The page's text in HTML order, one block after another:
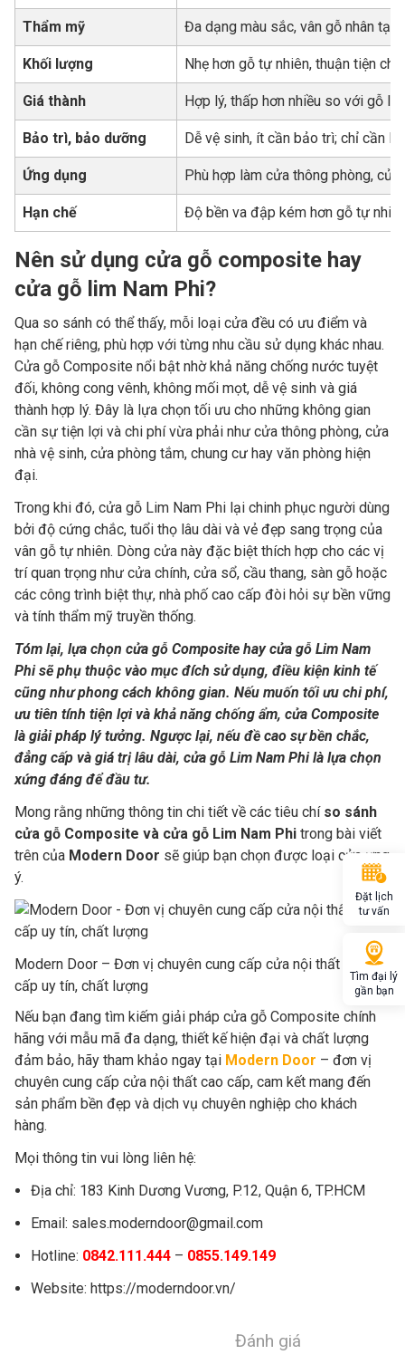
Thẩm mỹ Đa dạng màu sắc, vân gỗ nhân
Khối lượng Nhẹ hơn gỗ tự nhiên, thuận tiện
Giá thành Hợp lý, thấp hơn nhiều so với gỗ
Bảo trì, bảo dưỡng Dễ vệ sinh, ít cần bảo trì; chỉ cần
Ứng dụng Phù hợp làm cửa thông phòng,
Hạn chế Độ bền va đập kém hơn gỗ tự
Nên sử dụng cửa gỗ composite hay
cửa gỗ lim Nam Phi?
Qua so sánh có thể thấy, mỗi loại cửa đều có ưu điểm và
hạn chế riêng, phù hợp với từng nhu cầu sử dụng khác nhau.
Cửa gỗ Composite nổi bật nhờ khả năng chống nước tuyệt
đối, không cong vênh, không mối mọt, dễ vệ sinh và giá
thành hợp lý. Đây là lựa chọn tối ưu cho những không gian
cần sự tiện lợi và chi phí vừa phải như cửa thông phòng, cửa
nhà vệ sinh, cửa phòng tắm, chung cư hay văn phòng hiện
đại.
Trong khi đó, cửa gỗ Lim Nam Phi lại chinh phục người dùng
bởi độ cứng chắc, tuổi thọ lâu dài và vẻ đẹp sang trọng của
vân gỗ tự nhiên. Dòng cửa này đặc biệt thích hợp cho các vị
trí quan trọng như cửa chính, cửa sổ, cầu thang, sàn gỗ hoặc
các công trình biệt thự, nhà phố cao cấp đòi hỏi sự bền vững
và tính thẩm mỹ truyền thống.
Tóm lại, lựa chọn cửa gỗ Composite hay cửa gỗ Lim Nam
Phi sẽ phụ thuộc vào mục đích sử dụng, điều kiện kinh tế
cũng như phong cách không gian. Nếu muốn tối ưu chi phí,
ưu tiên tính tiện lợi và khả năng chống ẩm, cửa Composite
là giải pháp lý tưởng. Ngược lại, nếu đề cao sự bền chắc,
đẳng cấp và giá trị lâu dài, cửa gỗ Lim Nam Phi là lựa chọn
xứng đáng để đầu tư.
Mong rằng những thông tin chi tiết về các tiêu chí so sánh
cửa gỗ Composite và cửa gỗ Lim Nam Phi trong bài viết
trên của Modern Door sẽ giúp bạn chọn được loại cửa ưng
ý.
Modern Door – Đơn vị chuyên cung cấp cửa nội thất cao
cấp uy tín, chất lượng
Nếu bạn đang tìm kiếm giải pháp cửa gỗ Composite chính
hãng với mẫu mã đa dạng, thiết kế hiện đại và chất lượng
đảm bảo, hãy tham khảo ngay tại Modern Door – đơn vị
chuyên cung cấp cửa nội thất cao cấp, cam kết mang đến
sản phẩm bền đẹp và dịch vụ chuyên nghiệp cho khách
hàng.
Mọi thông tin vui lòng liên hệ:
Địa chỉ: 183 Kinh Dương Vương, P.12, Quận 6, TP.HCM
Email: sales.moderndoor@gmail.com
Hotline: 0842.111.444 – 0855.149.149
Website: https://moderndoor.vn/
Đánh giá
Đặt lịch
tư vấn
Tìm đại lý
gần bạn